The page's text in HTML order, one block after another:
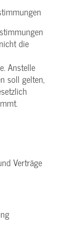
die
Anstelle
soll gelten,
Verträge